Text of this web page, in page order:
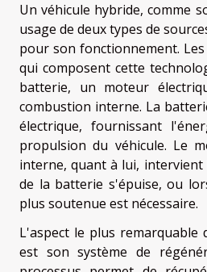
Un véhicule hybride, comme
usage de deux types de
pour son fonctionnement.
qui composent cette
batterie, un moteur
combustion interne. La
électrique, fournissant
propulsion du véhicule. Le
interne, quant à lui, intervient
de la batterie s'épuise, ou
plus soutenue est nécessaire.
L'aspect le plus remarquable
est son système de